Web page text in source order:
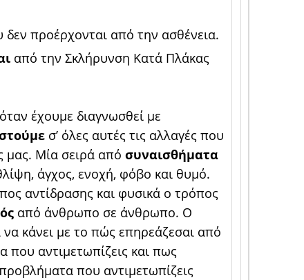
δεν προέρχονται από την ασθένεια.
από την Σκλήρυνση Κατά Πλάκας
έχουμε διαγνωσθεί με
σ’ όλες αυτές τις αλλαγές που
μας. Μία σειρά από συναισθήματα
άγχος, ενοχή, φόβο και θυμό.
αντίδρασης και φυσικά ο τρόπος
από άνθρωπο σε άνθρωπο. Ο
να κάνει με το πώς επηρεάζεσαι από
αντιμετωπίζεις και πως
που αντιμετωπίζεις